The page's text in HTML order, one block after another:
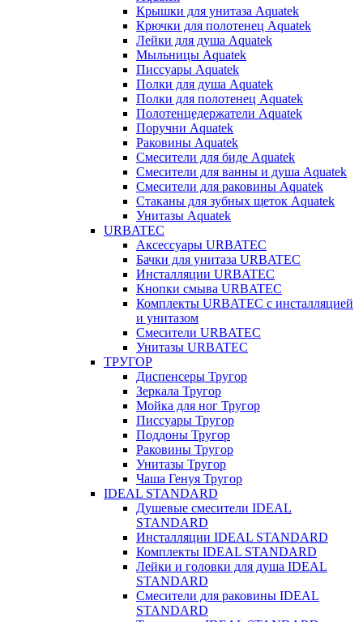
Крышки для унитаза Aquatek
Крючки для полотенец Aquatek
Лейки для душа Aquatek
Мыльницы Aquatek
Писсуары Aquatek
Полки для душа Aquatek
Полки для полотенец Aquatek
Полотенцедержатели Aquatek
Поручни Aquatek
Раковины Aquatek
Смесители для биде Aquatek
Смесители для ванны и душа Aquatek
Смесители для раковины Aquatek
Стаканы для зубных щеток Aquatek
Унитазы Aquatek
URBATEC
Аксессуары URBATEC
Бачки для унитаза URBATEC
Инсталляции URBATEC
Кнопки смыва URBATEC
Комплекты URBATEC с инсталляцией
и унитазом
Смесители URBATEC
Унитазы URBATEC
ТРУГОР
Диспенсеры Тругор
Зеркала Тругор
Мойка для ног Тругор
Писсуары Тругор
Поддоны Тругор
Раковины Тругор
Унитазы Тругор
Чаша Генуя Тругор
IDEAL STANDARD
Душевые смесители IDEAL
STANDARD
Инсталляции IDEAL STANDARD
Комплекты IDEAL STANDARD
Лейки и головки для душа IDEAL
STANDARD
Смесители для раковины IDEAL
STANDARD